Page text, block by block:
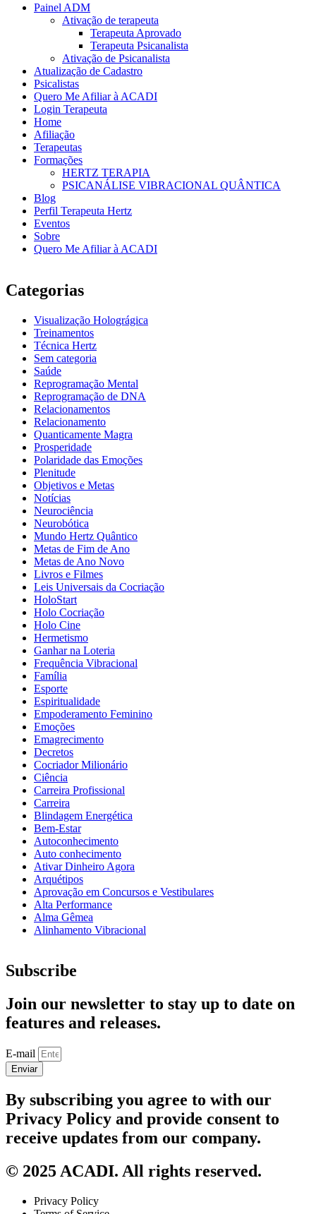
Painel ADM
Ativação de terapeuta
Terapeuta Aprovado
Terapeuta Psicanalista
Ativação de Psicanalista
Atualização de Cadastro
Psicalistas
Quero Me Afiliar à ACADI
Login Terapeuta
Home
Afiliação
Terapeutas
Formações
HERTZ TERAPIA
PSICANÁLISE VIBRACIONAL QUÂNTICA
Blog
Perfil Terapeuta Hertz
Eventos
Sobre
Quero Me Afiliar à ACADI
Categorias
Visualização Holográgica
Treinamentos
Técnica Hertz
Sem categoria
Saúde
Reprogramação Mental
Reprogramação de DNA
Relacionamentos
Relacionamento
Quanticamente Magra
Prosperidade
Polaridade das Emoções
Plenitude
Objetivos e Metas
Notícias
Neurociência
Neurobótica
Mundo Hertz Quântico
Metas de Fim de Ano
Metas de Ano Novo
Livros e Filmes
Leis Universais da Cocriação
HoloStart
Holo Cocriação
Holo Cine
Hermetismo
Ganhar na Loteria
Frequência Vibracional
Família
Esporte
Espiritualidade
Empoderamento Feminino
Emoções
Emagrecimento
Decretos
Cocriador Milionário
Ciência
Carreira Profissional
Carreira
Blindagem Energética
Bem-Estar
Autoconhecimento
Auto conhecimento
Ativar Dinheiro Agora
Arquétipos
Aprovação em Concursos e Vestibulares
Alta Performance
Alma Gêmea
Alinhamento Vibracional
Subscribe
Join our newsletter to stay up to date on
features and releases.
E-mail
Enviar
By subscribing you agree to with our
Privacy Policy and provide consent to
receive updates from our company.
© 2025 ACADI. All rights reserved.
Privacy Policy